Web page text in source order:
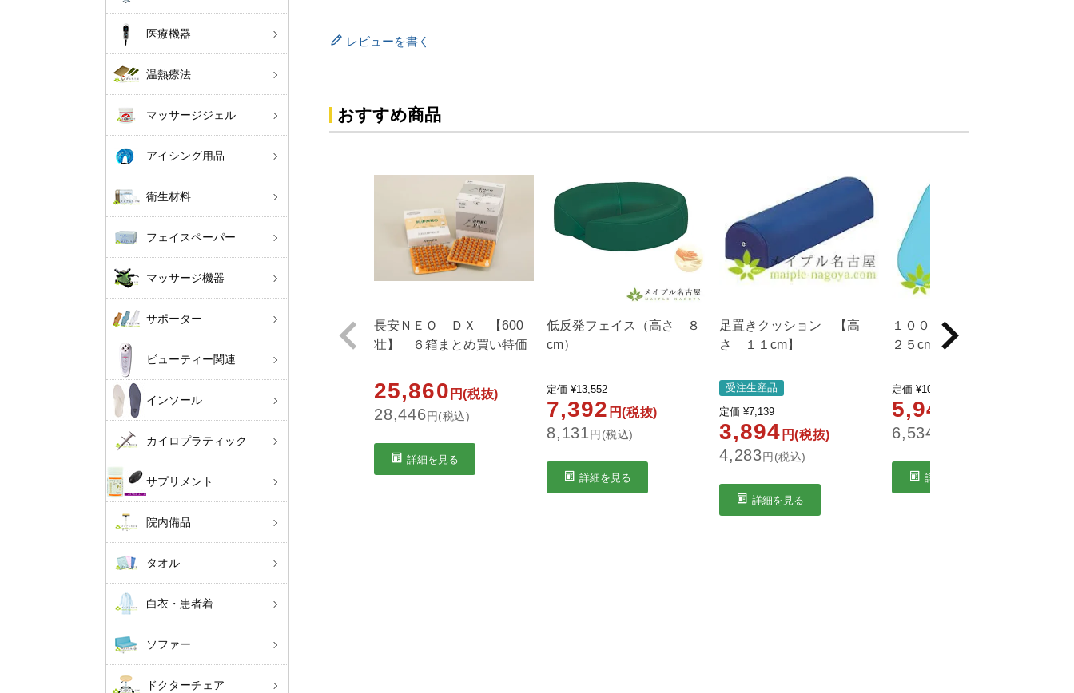
医療機器
温熱療法
マッサージジェル
アイシング用品
衛生材料
フェイスペーパー
マッサージ機器
サポーター
ビューティー関連
インソール
カイロプラティック
サプリメント
院内備品
タオル
白衣・患者着
ソファー
ドクターチェア
レビューを書く
おすすめ商品
長安ＮＥＯ ＤＸ 【600
壮】 ６箱まとめ買い特価
25,860 円(税抜)
28,446円(税込)
詳細を見る
低反発フェイス（高さ ８
cm）
定価 ¥13,552
7,392 円(税抜)
8,131円(税込)
詳細を見る
足置きクッション 【高
さ １１cm】
受注生産品
定価 ¥7,139
3,894 円(税抜)
4,283円(税込)
詳細を見る
１００型マクラ 【高さ
２５cm】
定価 ¥10,890
5,940
6,534
詳細を見る